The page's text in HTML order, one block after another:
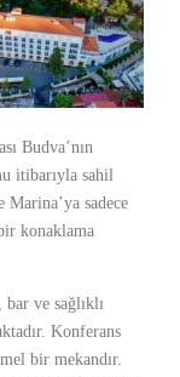
Budva’nın
itibarıyla sahil
sadece
konaklama
ve sağlıklı
Konferans
bir mekandır.